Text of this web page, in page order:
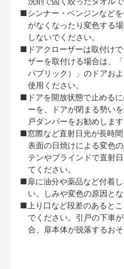
■シンナー・ベンジンなど
がなくなったり変色する
しないでください。
■ドアクローザーは取付け
ザーを取付ける場合は、
パブリック）」のドアお
使用ください。
■ドアを開放状態で止める
ーを、ドアが閉まる勢い
戸ダンパーをお勧めします
■窓際など直射日光が長時間
表面の日焼けによる変色
テンやブラインドで直射
てください。
■扉に油分や薬品など付着
い。しみや変色の原因とな
■上り口など段差のあると
でください。引戸の下車
合、扉本体が脱落するおそ